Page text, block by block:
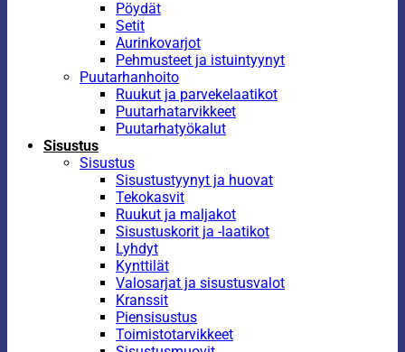
Pöydät
Setit
Aurinkovarjot
Pehmusteet ja istuintyynyt
Puutarhanhoito
Ruukut ja parvekelaatikot
Puutarhatarvikkeet
Puutarhatyökalut
Sisustus
Sisustus
Sisustustyynyt ja huovat
Tekokasvit
Ruukut ja maljakot
Sisustuskorit ja -laatikot
Lyhdyt
Kynttilät
Valosarjat ja sisustusvalot
Kranssit
Piensisustus
Toimistotarvikkeet